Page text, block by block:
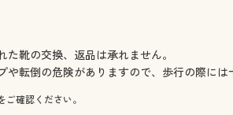
靴の交換、返品は承れません。
転倒の危険がありますので、歩行の際には
ご確認ください。